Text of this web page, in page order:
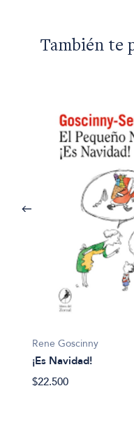
También te
Rene Goscinny
¡Es Navidad!
$22.500